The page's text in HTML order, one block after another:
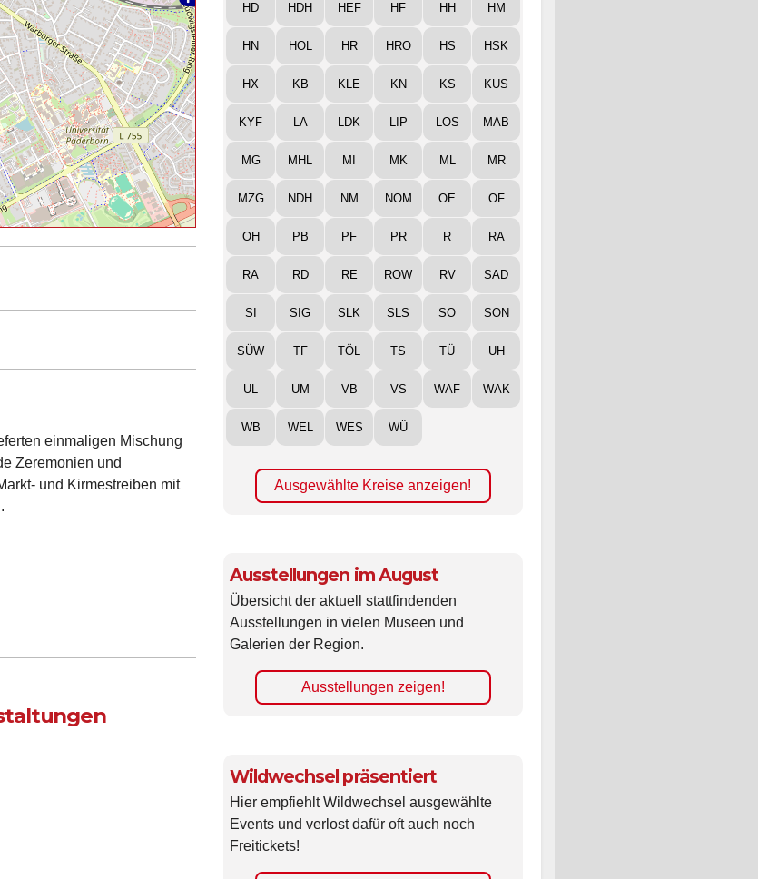
einmaligen Mischung
Zeremonien und
und Kirmestreiben mit
HD HDH HEF HF HH HM
HN HOL HR HRO HS HSK
HX KB KLE KN KS KUS
KYF LA LDK LIP LOS MAB
MG MHL MI MK ML MR
MZG NDH NM NOM OE OF
OH PB PF PR R RA
RA RD RE ROW RV SAD
SI SIG SLK SLS SO SON
SÜW TF TÖL TS TÜ UH
UL UM VB VS WAF WAK
WB WEL WES WÜ
Ausgewählte Kreise anzeigen!
Ausstellungen im August
Übersicht der aktuell stattfindenden
Ausstellungen in vielen Museen und
Galerien der Region.
Ausstellungen zeigen!
Wildwechsel präsentiert
Hier empfiehlt Wildwechsel ausgewählte
Events und verlost dafür oft auch noch
Freitickets!